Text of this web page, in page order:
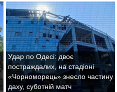
Удар по Одесі: двоє
постраждалих, на стадіоні
«Чорноморець» знесло частину
даху, суботній матч